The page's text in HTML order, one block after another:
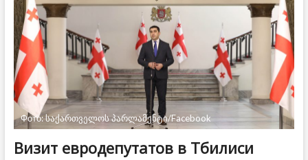
на
дистанционку
перевели
школу
Фото: საქართველოს პარლამენტი/Facebook
Визит евродепутатов в Тбилиси